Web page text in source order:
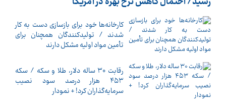
کارخانه‌ها خود برای بازسازی دست به کار
شدند / تولیدکنندگان همچنان برای
تأمین مواد اولیه مشکل دارند
رقابت ۳۰ ساله دلار، طلا و سکه / سکه
۴۵۳ هزار درصد سود نصیب
سرمایه‌گذاران کرد! + نمودار